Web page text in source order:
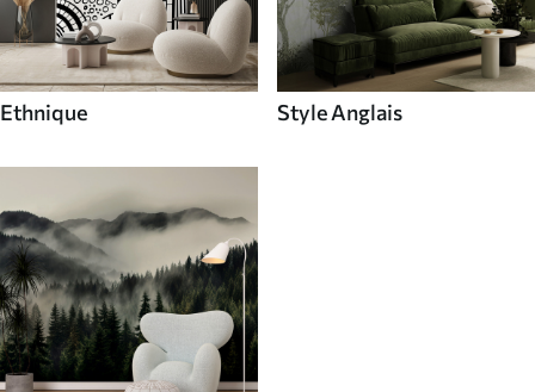
Ethnique Style Anglais